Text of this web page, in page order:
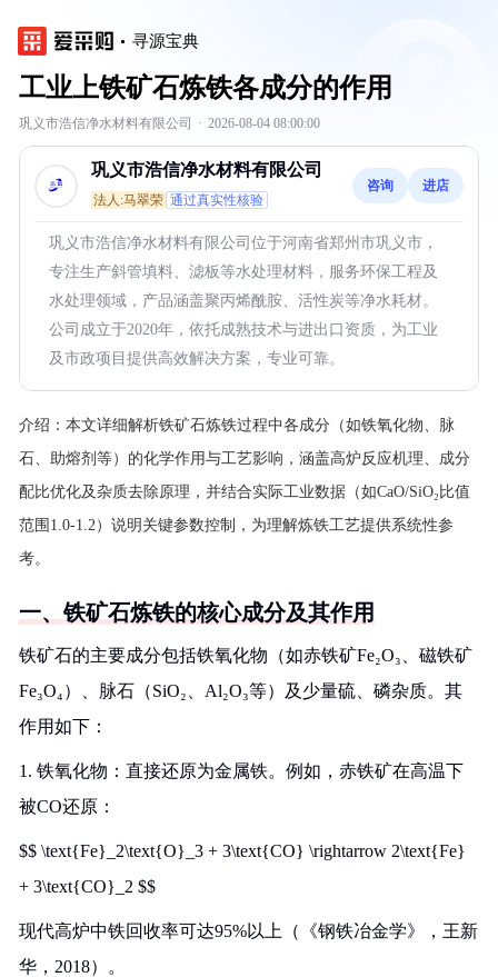
寻源宝典
工业上铁矿石炼铁各成分的作用
巩义市浩信净水材料有限公司 · 2026-08-04 08:00:00
巩义市浩信净水材料有限公司
法人:马翠荣 通过真实性核验
咨询 进店
巩义市浩信净水材料有限公司位于河南省郑州市巩义市，
专注生产斜管填料、滤板等水处理材料，服务环保工程及
水处理领域，产品涵盖聚丙烯酰胺、活性炭等净水耗材。
公司成立于2020年，依托成熟技术与进出口资质，为工业
及市政项目提供高效解决方案，专业可靠。
介绍： 本文详细解析铁矿石炼铁过程中各成分（如铁氧化物、脉
石、助熔剂等）的化学作用与工艺影响，涵盖高炉反应机理、成分
配比优化及杂质去除原理，并结合实际工业数据（如CaO/SiO₂比值
范围1.0-1.2）说明关键参数控制，为理解炼铁工艺提供系统性参
考。
一、铁矿石炼铁的核心成分及其作用
铁矿石的主要成分包括铁氧化物（如赤铁矿Fe₂O₃、磁铁矿
Fe₃O₄）、脉石（SiO₂、Al₂O₃等）及少量硫、磷杂质。其
作用如下：
1. 铁氧化物：直接还原为金属铁。例如，赤铁矿在高温下
被CO还原：
$$ \text{Fe}_2\text{O}_3 + 3\text{CO} \rightarrow 2\text{Fe}
+ 3\text{CO}_2 $$
现代高炉中铁回收率可达95%以上（《钢铁冶金学》，王新
华，2018）。